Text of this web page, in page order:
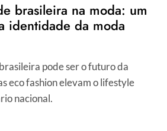
brasileira na moda: um
identidade da moda
pode ser o futuro da
eco fashion elevam o lifestyle
nacional.